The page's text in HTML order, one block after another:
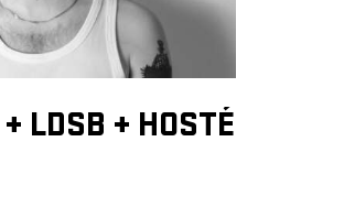
+ LDSB + HOSTÉ